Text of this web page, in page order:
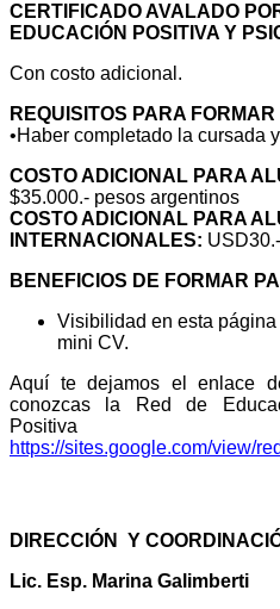
CERTIFICADO AVALADO
EDUCACIÓN POSITIVA Y
Con costo adicional.
REQUISITOS PARA
•Haber completado la cursada
COSTO ADICIONAL PARA
$35.000.- pesos argentinos
COSTO ADICIONAL PARA
INTERNACIONALES:
BENEFICIOS DE FORMAR
Visibilidad en esta
mini CV.
Aquí te dejamos el enlace
conozcas la Red de
Positiva
https://sites.google.com/view/
DIRECCIÓN Y
Lic. Esp. Marina Galimberti